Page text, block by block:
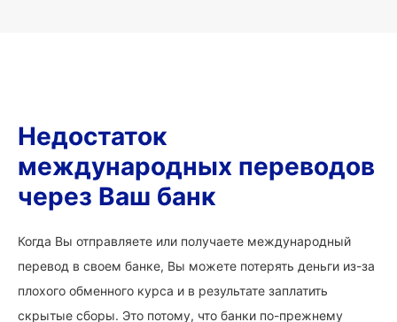
Недостаток
международных переводов
через Ваш банк
Когда Вы отправляете или получаете международный
перевод в своем банке, Вы можете потерять деньги из-за
плохого обменного курса и в результате заплатить
скрытые сборы. Это потому, что банки по-прежнему